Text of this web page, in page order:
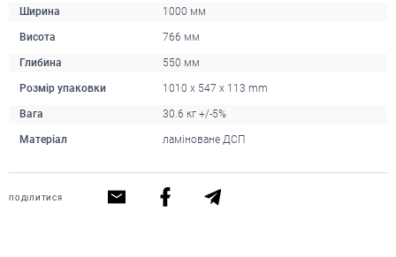
Ширина 1000 мм
Висота 766 мм
Глибина 550 мм
Розмір упаковки 1010 x 547 x 113 mm
Вага 30.6 кг +/-5%
Матеріал ламіноване ДСП
ПОДІЛИТИСЯ